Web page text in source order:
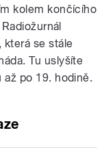
kolem končícího
, která se stále
Tu uslyšíte
až po 19. hodině.